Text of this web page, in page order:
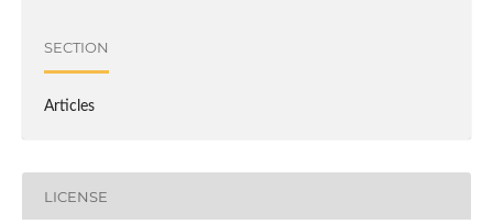
SECTION
Articles
LICENSE